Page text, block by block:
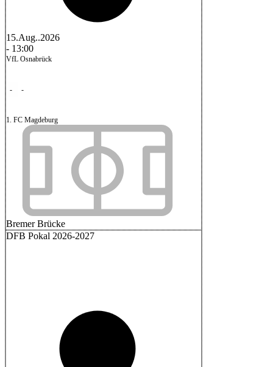
15.Aug..2026
- 13:00
VfL Osnabrück
- -
1. FC Magdeburg
Bremer Brücke
DFB Pokal 2026-2027